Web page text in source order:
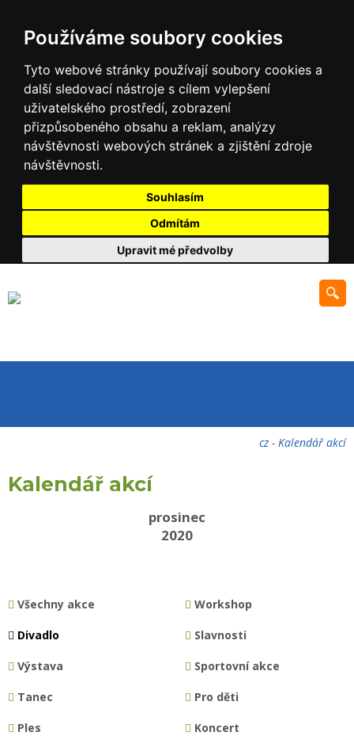
Používáme soubory cookies
Tyto webové stránky používají soubory cookies a
další sledovací nástroje s cílem vylepšení
uživatelského prostředí, zobrazení
přizpůsobeného obsahu a reklam, analýzy
návštěvnosti webových stránek a zjištění zdroje
návštěvnosti.
Souhlasím
Odmítám
Upravit mé předvolby
cz - Kalendář akcí
Kalendář akcí
prosinec
2020
Všechny akce Workshop
Divadlo Slavnosti
Výstava Sportovní akce
Tanec Pro děti
Ples Koncert